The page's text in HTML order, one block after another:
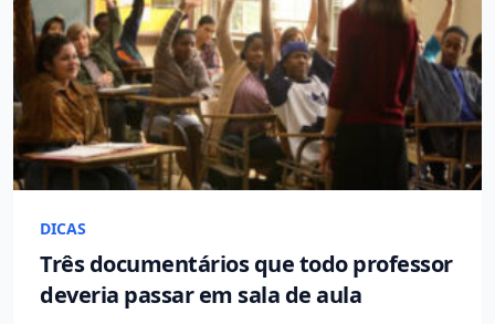
DICAS
Três documentários que todo professor
deveria passar em sala de aula